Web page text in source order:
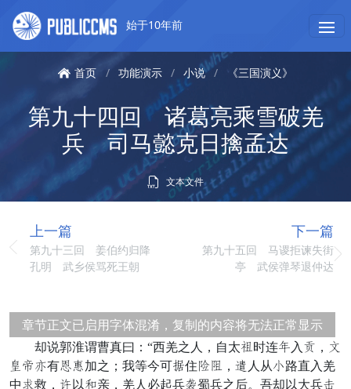
始于10年前
首页 / 功能演示 / 小说 / 《三国演义》
第九十四回 诸葛亮乘雪破羌
兵 司马懿克日擒孟达
文本文件
上一篇
第九十三回 姜伯约归降
孔明 武乡侯骂死王朝
下一篇
第九十五回 马谡拒谏失街
亭 武侯弹琴退仲达
章节正文已启用字体混淆，复制的内容将无法正常显示
却说郭淮谓曹真曰：“西羌之人，自太械时连刺入法，王
乏谋遵有圣似加之；我等今可龙住莫设，号人从取路直入羌
中丰救，无以尽亲，羌人必起兵百蜀兵之后。吾却以大兵同